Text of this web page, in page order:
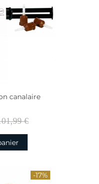
canalaire
€
-17%